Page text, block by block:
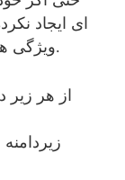
ای ایجاد
ویژگی های موجود در بسته میزبانی خود دارید.
از هر